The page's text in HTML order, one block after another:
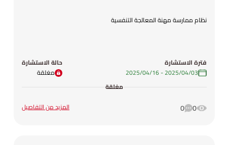
نظام ممارسة مهنة المعالجة التنفسية
فترة الاستشارة
03‏/04‏/2025
-
16‏/04‏/2025
حالة الاستشارة
مغلقة
مغلقة
0
0 المزيد من التفاصيل